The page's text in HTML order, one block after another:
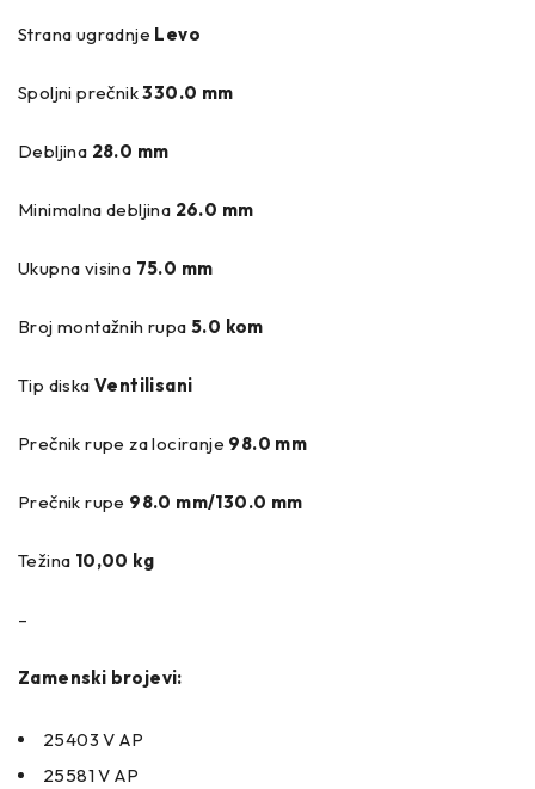
Strana ugradnje Levo
Spoljni prečnik330.0 mm
Debljina 28.0 mm
Minimalna debljina 26.0 mm
Ukupna visina 75.0 mm
Broj montažnih rupa 5.0 kom
Tip diska Ventilisani
Prečnik rupe za lociranje 98.0 mm
Prečnik rupe 98.0 mm/130.0 mm
Težina 10,00 kg
–
Zamenski brojevi:
25403 V AP
25581 V AP